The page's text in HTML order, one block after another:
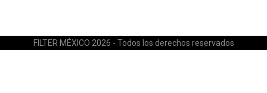
FILTER MÉXICO 2026 - Todos los derechos reservados